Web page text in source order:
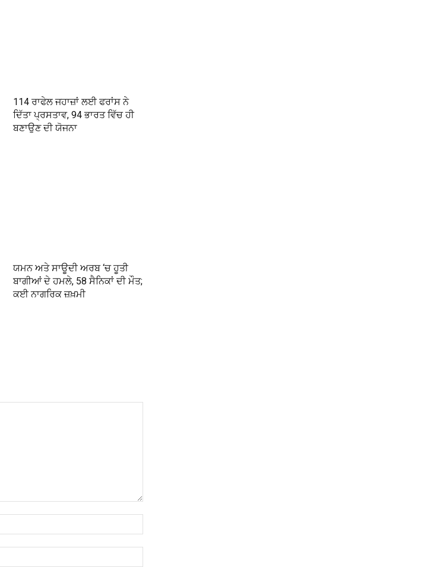
114 ਰਾਫੇਲ ਜਹਾਜ਼ਾਂ ਲਈ ਫਰਾਂਸ ਨੇ
ਦਿੱਤਾ ਪ੍ਰਸਤਾਵ, 94 ਭਾਰਤ ਵਿੱਚ ਹੀ
ਬਣਾਉਣ ਦੀ ਯੋਜਨਾ
ਯਮਨ ਅਤੇ ਸਾਊਦੀ ਅਰਬ ‘ਚ ਹੂਤੀ
ਬਾਗੀਆਂ ਦੇ ਹਮਲੇ, 58 ਸੈਨਿਕਾਂ ਦੀ ਮੌਤ;
ਕਈ ਨਾਗਰਿਕ ਜ਼ਖ਼ਮੀ